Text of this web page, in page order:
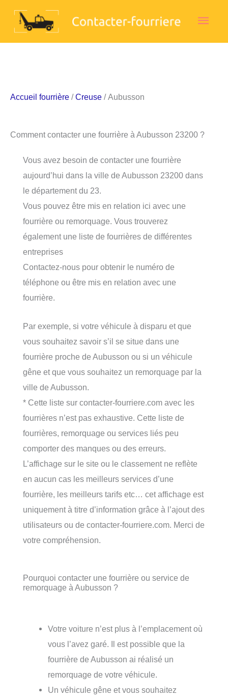
Accueil fourrière /Creuse / Aubusson
Comment contacter une fourrière à Aubusson 23200 ?
Vous avez besoin de contacter une fourrière
aujourd’hui dans la ville de Aubusson 23200 dans
le département du 23.
Vous pouvez être mis en relation ici avec une
fourrière ou remorquage. Vous trouverez
également une liste de fourrières de différentes
entreprises
Contactez-nous pour obtenir le numéro de
téléphone ou être mis en relation avec une
fourrière.
Par exemple, si votre véhicule à disparu et que
vous souhaitez savoir s’il se situe dans une
fourrière proche de Aubusson ou si un véhicule
gêne et que vous souhaitez un remorquage par la
ville de Aubusson.
* Cette liste sur contacter-fourriere.com avec les
fourrières n’est pas exhaustive. Cette liste de
fourrières, remorquage ou services liés peu
comporter des manques ou des erreurs.
L’affichage sur le site ou le classement ne reflète
en aucun cas les meilleurs services d’une
fourrière, les meilleurs tarifs etc… cet affichage est
uniquement à titre d’information grâce à l’ajout des
utilisateurs ou de contacter-fourriere.com. Merci de
votre compréhension.
Pourquoi contacter une fourrière ou service de
remorquage à Aubusson ?
Votre voiture n’est plus à l’emplacement où
vous l’avez garé. Il est possible que la
fourrière de Aubusson ai réalisé un
remorquage de votre véhicule.
Un véhicule gêne et vous souhaitez